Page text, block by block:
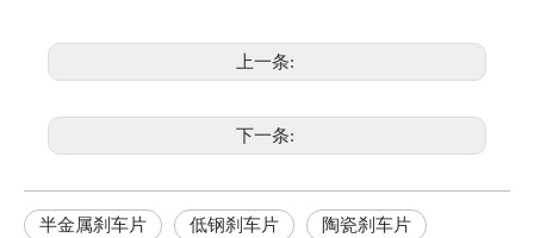
上一条:
下一条:
半金属刹车片 低钢刹车片 陶瓷刹车片